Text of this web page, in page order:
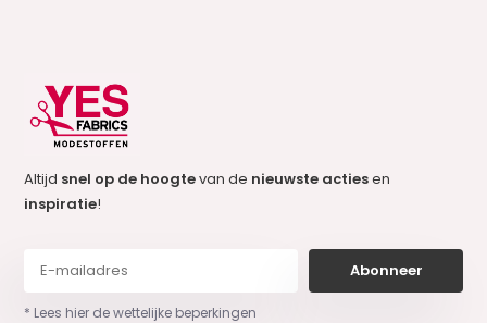
Altijd snel op de hoogtevan de nieuwste actiesen
inspiratie!
Abonneer
* Lees hier de wettelijke beperkingen